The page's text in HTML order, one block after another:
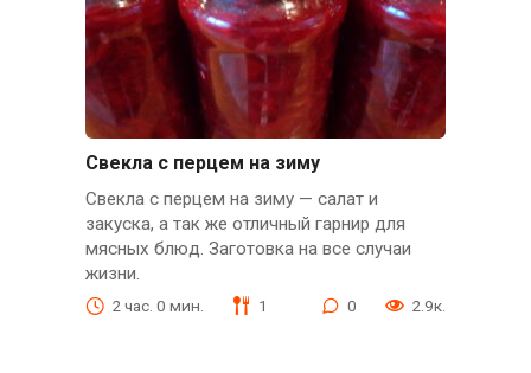
Свекла с перцем на зиму
Свекла с перцем на зиму — салат и
закуска, а так же отличный гарнир для
мясных блюд. Заготовка на все случаи
жизни.
2 час. 0 мин. 1 0 2.9к.